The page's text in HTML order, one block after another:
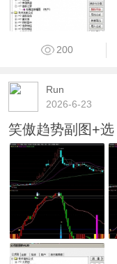
200
Run
2026-6-23
笑傲趋势副图+选